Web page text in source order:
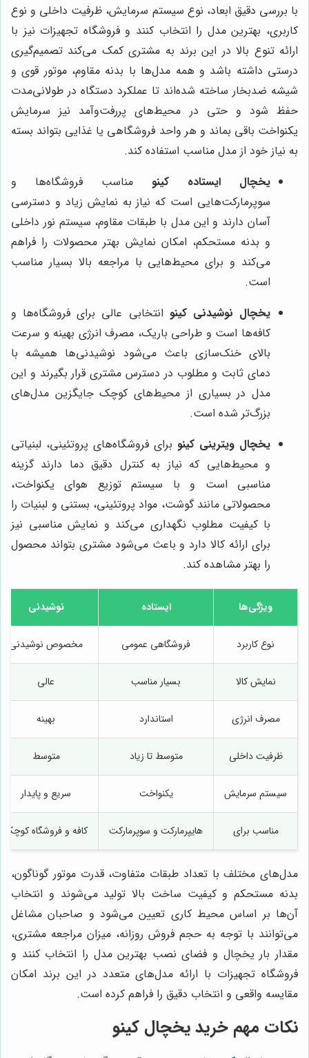
با بررسی دقیق ابعاد، نوع سیستم سرمایش، ظرفیت داخلی و نوع
کاربری، بهترین مدل را انتخاب کنند و فروشگاه تجهیزات نیز با
ارائه تنوع بالا در این برند به مشتری کمک می‌کند تصمیم‌گیری
درستی داشته باشد و همه مدل‌ها با بدنه مقاوم، موتور قوی و
شیشه ضدبخار ساخته شده‌اند تا عملکرد دستگاه در طولانی‌مدت
حفظ شود و حتی در محیط‌های پررفت‌وآمد نیز سرمایش
یکنواخت باقی بماند و هر واحد فروشگاهی یا غذایی بتواند بسته
به نیاز خود از مدل مناسب استفاده کند.
یخچال ایستاده کینو مناسب فروشگاه‌ها و
سوپرمارکت‌هایی است که نیاز به نمایش زیاد و دسترسی
آسان دارند و این مدل با طبقات مقاوم، سیستم نور داخلی
و بدنه مستحکم، امکان نمایش بهتر محصولات را فراهم
می‌کند و برای محیط‌هایی با مراجعه بالا بسیار مناسب
است.
یخچال نوشیدنی کینو انتخابی عالی برای فروشگاه‌ها و
کافه‌ها است و طراحی باریک، مصرف انرژی بهینه و سرعت
بالای خنک‌سازی باعث می‌شود نوشیدنی‌ها همیشه با
دمای ثابت و مطلوب در دسترس مشتری قرار بگیرند و این
مدل در بسیاری از محیط‌های کوچک جایگزین مدل‌های
بزرگ‌تر شده است.
یخچال ویترینی کینو برای فروشگاه‌های پروتئینی، لبنیاتی
و محیط‌هایی که نیاز به کنترل دقیق دما دارند گزینه
مناسبی است و با سیستم توزیع هوای یکنواخت،
محصولاتی مانند گوشت، مواد پروتئینی، بستنی و لبنیات را
با کیفیت مطلوب نگهداری می‌کند و نمایش مناسبی نیز
برای ارائه کالا دارد و باعث می‌شود مشتری بتواند محصول
را بهتر مشاهده کند.
ویژگی‌ها ایستاده نوشیدنی
نوع کاربرد فروشگاهی عمومی مخصوص نوشیدنی
نمایش کالا بسیار مناسب عالی
مصرف انرژی استاندارد بهینه
ظرفیت داخلی متوسط تا زیاد متوسط
سیستم سرمایش یکنواخت سریع و پایدار
مناسب برای هایپرمارکت و سوپرمارکت کافه و فروشگاه کوچک
مدل‌های مختلف با تعداد طبقات متفاوت، قدرت موتور گوناگون،
بدنه مستحکم و کیفیت ساخت بالا تولید می‌شوند و انتخاب
آن‌ها بر اساس محیط کاری تعیین می‌شود و صاحبان مشاغل
می‌توانند با توجه به حجم فروش روزانه، میزان مراجعه مشتری،
مقدار بار یخچال و فضای نصب بهترین مدل را انتخاب کنند و
فروشگاه تجهیزات با ارائه مدل‌های متعدد در این برند امکان
مقایسه واقعی و انتخاب دقیق را فراهم کرده است.
نکات مهم خرید یخچال کینو